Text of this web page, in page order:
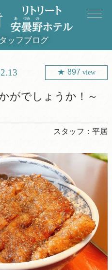
ッフブログ
897 view
がでしょうか！～
スタッフ：平居